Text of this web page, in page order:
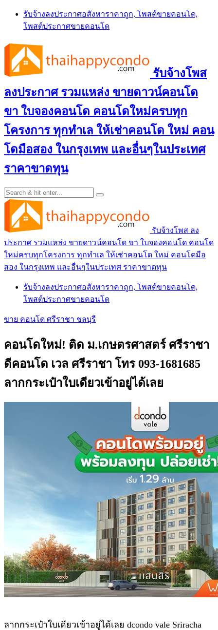
Skip
content
รับจ้างลงประกาศอสังหาราคาถูก, โพสต์ขายคอนโด,
โพสต์ประกาศขายคอนโด
รับจ้างโพส
ลงประกาศ รวมแหล่ง ขายดาวน์คอนโด
ขา ใบจองคอนโด คอนโดใหม่ครบทุก
โครงการ ทุกทำเล ให้เช่าคอนโด ใหม่ คอน
โดมือสอง ในกรุงเทพ และอื่นๆในประเทศ
ราคาขาดทุน
รับจ้างโพส ลง
ประกาศ รวมแหล่ง ขายดาวน์คอนโด ขา ใบจองคอนโด คอนโด
ใหม่ครบทุกโครงการ ทุกทำเล ให้เช่าคอนโด ใหม่ คอนโดมือ
สอง ในกรุงเทพ และอื่นๆในประเทศ ราคาขาดทุน
รับจ้างลงประกาศอสังหาราคาถูก, โพสต์ขายคอนโด,
โพสต์ประกาศขายคอนโด
ขาย คอนโด ศรีราชา ชลบุรี
คอนโดใหม่! ติด ม.เกษตรศาสตร์ ศรีราชา
ดีคอนโด เวล ศรีราชา โทร 093-1681685
ลากกระเป๋าใบเดียวเข้าอยู่ได้เลย
ลากกระเป๋าใบเดียวเข้าอยู่ได้เลย dcondo vale Sriracha